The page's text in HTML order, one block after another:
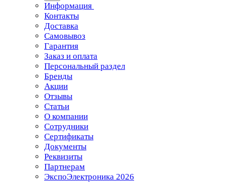
Информация
Контакты
Доставка
Самовывоз
Гарантия
Заказ и оплата
Персональный раздел
Бренды
Акции
Отзывы
Статьи
О компании
Сотрудники
Сертификаты
Документы
Реквизиты
Партнерам
ЭкспоЭлектроника 2026